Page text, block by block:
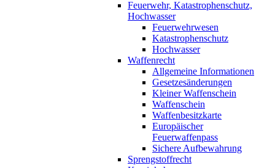
Feuerwehr, Katastrophenschutz,
Hochwasser
Feuerwehrwesen
Katastrophenschutz
Hochwasser
Waffenrecht
Allgemeine Informationen
Gesetzesänderungen
Kleiner Waffenschein
Waffenschein
Waffenbesitzkarte
Europäischer
Feuerwaffenpass
Sichere Aufbewahrung
Sprengstoffrecht